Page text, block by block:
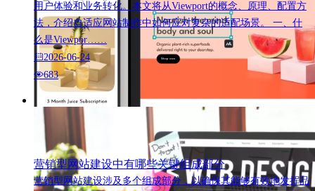
用户体验和业务转化。本文将从Viewport的概念、原理、配置方
法，介绍自适应网站制作中如何应对复杂的适配场景。 一、什
么是Viewpor……
2026-06-24
683
营销型网站建设中有哪些关键组成部分
营销型网站建设涉及多个组成部分，以确保其能够有效地发挥品